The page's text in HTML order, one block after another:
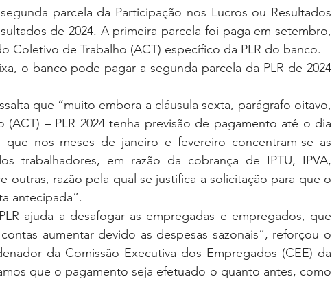
parcela da Participação nos Lucros ou Resultados
de 2024. A primeira parcela foi paga em setembro,
Coletivo de Trabalho (ACT) específico da PLR do banco.
o banco pode pagar a segunda parcela da PLR de 2024
que “muito embora a cláusula sexta, parágrafo oitavo,
– PLR 2024 tenha previsão de pagamento até o dia
nos meses de janeiro e fevereiro concentram-se as
trabalhadores, em razão da cobrança de IPTU, IPVA,
outras, razão pela qual se justifica a solicitação para que o
antecipada”.
ajuda a desafogar as empregadas e empregados, que
aumentar devido as despesas sazonais”, reforçou o
da Comissão Executiva dos Empregados (CEE) da
que o pagamento seja efetuado o quanto antes, como